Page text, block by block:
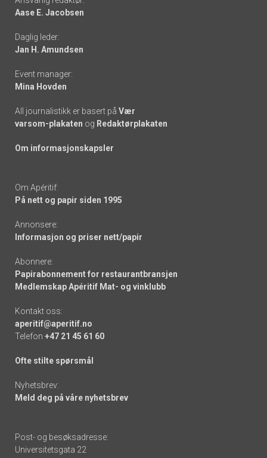
-
links
Aase E. Jacobsen
Daglig leder:
Jan H. Amundsen
Event manager:
Mina Hovden
All journalistikk er basert på Vær
varsom-plakaten og Redaktørplakaten
Om informasjonskapsler
Om Apéritif:
På nett og papir siden 1995
Annonsere:
Informasjon og priser nett/papir
Abonnere:
Papirabonnement for restaurantbransjen
Medlemskap Apéritif Mat- og vinklubb
Kontakt oss:
aperitif@aperitif.no
Telefon +47 21 45 61 60
Ofte stilte spørsmål
Nyhetsbrev:
Meld deg på våre nyhetsbrev
Post- og besøksadresse:
Universitetsgata 22